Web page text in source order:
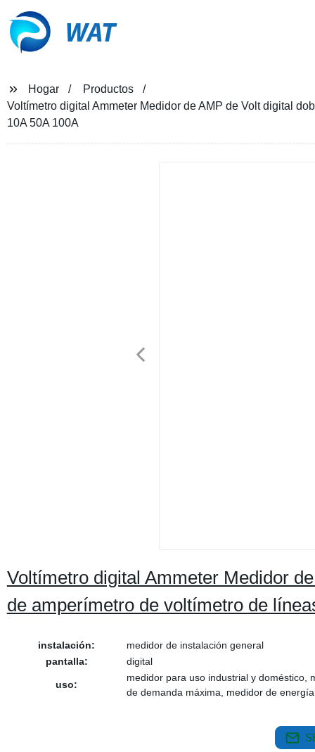
WAT
Hogar
Productos
Voltímetro digital Ammeter Medidor de AMP de Volt digital
10A 50A 100A
Voltímetro digital Ammeter Medidor
de amperímetro de voltímetro de
instalación:
medidor de instalación general
pantalla:
digital
uso:
medidor para uso industrial y doméstico,
de demanda máxima, medidor de